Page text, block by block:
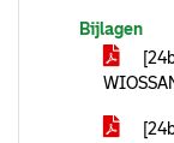
Bijlagen